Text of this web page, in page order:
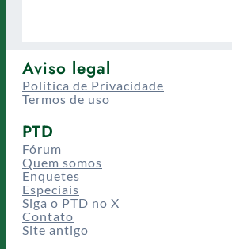
Aviso legal
Política de Privacidade
Termos de uso
PTD
Fórum
Quem somos
Enquetes
Especiais
Siga o PTD no X
Contato
Site antigo